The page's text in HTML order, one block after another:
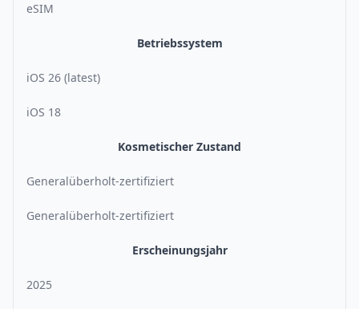
eSIM
Betriebssystem
iOS 26 (latest)
iOS 18
Kosmetischer Zustand
Generalüberholt-zertifiziert
Generalüberholt-zertifiziert
Erscheinungsjahr
2025